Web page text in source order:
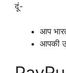
दूं-
आप
आपकी